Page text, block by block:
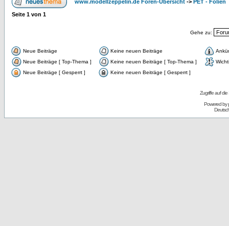
www.modellzeppelin.de Foren-Übersicht -> PET - Folien
Seite 1 von 1
Gehe zu:
Neue Beiträge Keine neuen Beiträge
Neue Beiträge [ Top-Thema ]
Keine neuen Beiträge [ Top-Thema ]
Neue Beiträge [ Gesperrt ]
Keine neuen Beiträge [ Gesperrt ]
Zugriffe auf
Powered by